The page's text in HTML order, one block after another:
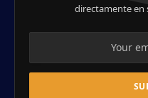
directamente en